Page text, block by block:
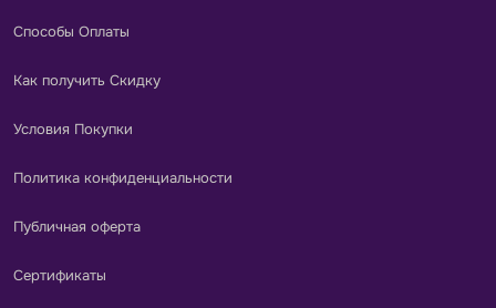
Способы Оплаты
Как получить Скидку
Условия Покупки
Политика конфиденциальности
Публичная оферта
Сертификаты